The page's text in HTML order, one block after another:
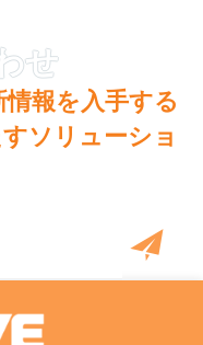
報を入手する
ソリューショ